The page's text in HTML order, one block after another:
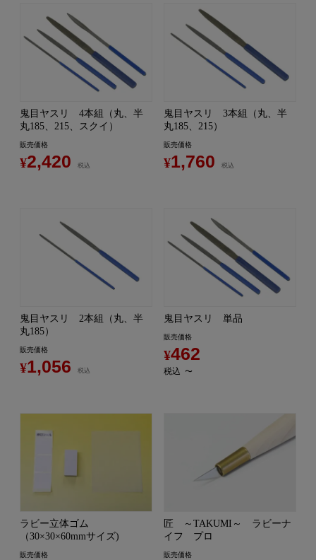
鬼目ヤスリ 4本組（丸、半
丸185、215、スクイ）
販売価格
¥2,420 税込
鬼目ヤスリ 3本組（丸、半
丸185、215）
販売価格
¥1,760 税込
鬼目ヤスリ 2本組（丸、半
丸185）
販売価格
¥1,056 税込
鬼目ヤスリ 単品
販売価格
¥462
税込 〜
ラビー立体ゴム
（30×30×60mmサイズ)
販売価格
匠 ～TAKUMI～ ラビーナ
イフ プロ
販売価格